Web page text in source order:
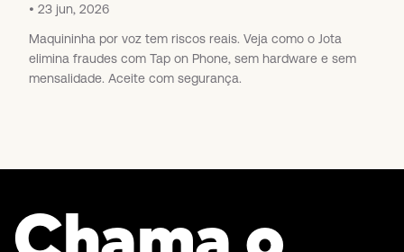
23 jun, 2026
Maquininha por voz tem riscos reais. Veja como o Jota
elimina fraudes com Tap on Phone, sem hardware e sem
mensalidade. Aceite com segurança.